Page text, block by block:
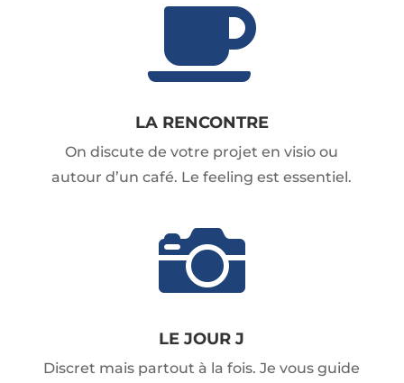

LA RENCONTRE
On discute de votre projet en visio ou
autour d’un café. Le feeling est essentiel.

LE JOUR J
Discret mais partout à la fois. Je vous guide